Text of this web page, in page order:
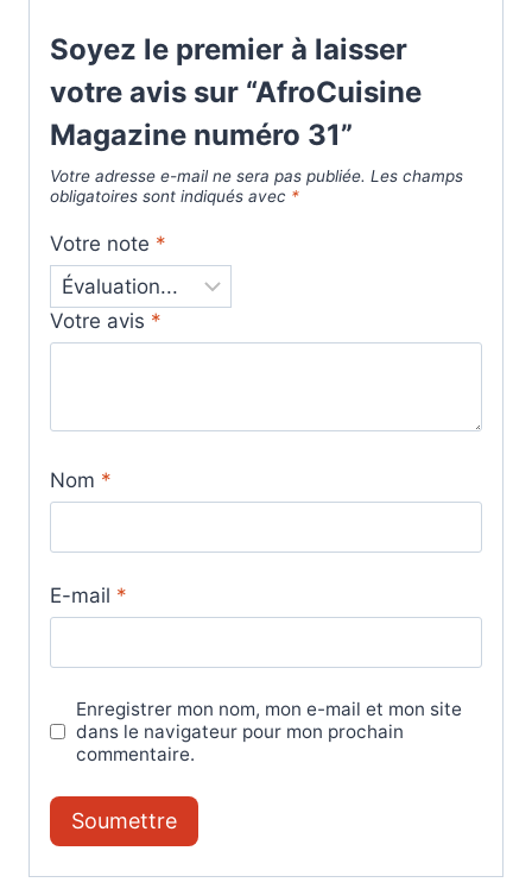
Soyez le premier à laisser
votre avis sur “AfroCuisine
Magazine numéro 31”
Votre adresse e-mail ne sera pas publiée. Les champs
obligatoires sont indiqués avec *
Votre note *
Votre avis *
Nom *
E-mail *
Enregistrer mon nom, mon e-mail et mon site
dans le navigateur pour mon prochain
commentaire.